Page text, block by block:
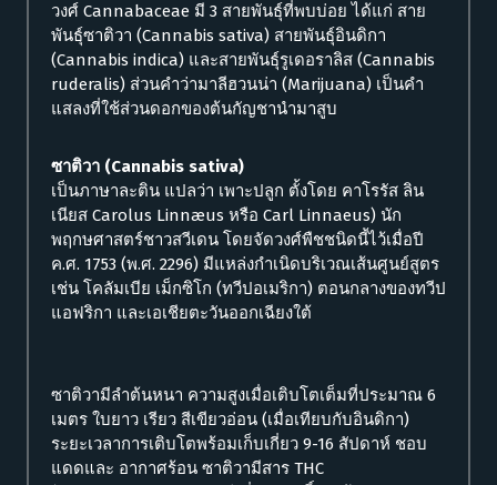
วงศ์ Cannabaceae มี 3 สายพันธุ์ที่พบบ่อย ได้แก่ สาย
พันธุ์ซาติวา (Cannabis sativa) สายพันธุ์อินดิกา
(Cannabis indica) และสายพันธุ์รูเดอราลิส (Cannabis
ruderalis) ส่วนคำว่ามาลีฮวนน่า (Marijuana) เป็นคำ
แสลงที่ใช้ส่วนดอกของต้นกัญชานำมาสูบ
ซาติวา (Cannabis sativa)
เป็นภาษาละติน แปลว่า เพาะปลูก ตั้งโดย คาโรรัส ลิน
เนียส Carolus Linnæus หรือ Carl Linnaeus) นัก
พฤกษศาสตร์ชาวสวีเดน โดยจัดวงศ์พืชชนิดนี้ไว้เมื่อปี
ค.ศ. 1753 (พ.ศ. 2296) มีแหล่งกำเนิดบริเวณเส้นศูนย์สูตร
เช่น โคลัมเบีย เม็กซิโก (ทวีปอเมริกา) ตอนกลางของทวีป
แอฟริกา และเอเชียตะวันออกเฉียงใต้
ซาติวามีลำต้นหนา ความสูงเมื่อเติบโตเต็มที่ประมาณ 6
เมตร ใบยาว เรียว สีเขียวอ่อน (เมื่อเทียบกับอินดิกา)
ระยะเวลาการเติบโตพร้อมเก็บเกี่ยว 9-16 สัปดาห์ ชอบ
แดดและ อากาศร้อน ซาติวามีสาร THC